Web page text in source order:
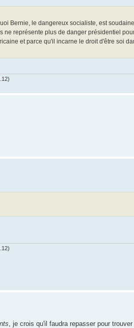
Bernie, le dangereux socialiste, est
représente plus de danger présidentiel
et parce qu'il incarne le droit d'être soi
, je crois qu'il faudra repasser pour